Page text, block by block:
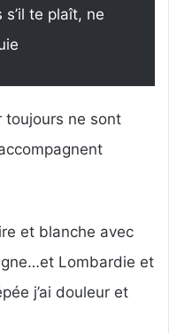
s’il te plaît, ne
toujours ne sont
et blanche avec
Lombardie et
j’ai douleur et